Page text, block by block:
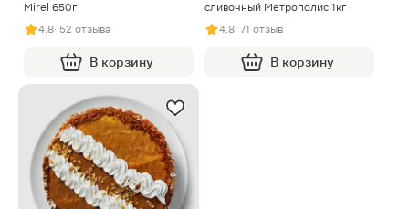
Mirel 650г
4.8· 52 отзыва
В корзину
сливочный Метрополис 1кг
4.8· 71 отзыв
В корзину